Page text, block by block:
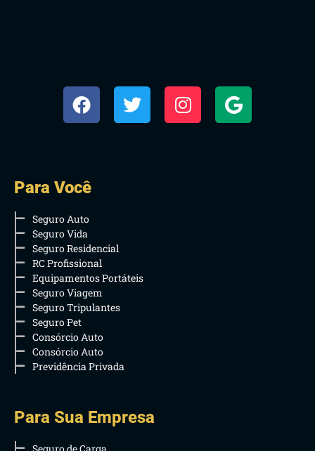
Para Você
Seguro Auto
Seguro Vida
Seguro Residencial
RC Profissional
Equipamentos Portáteis
Seguro Viagem
Seguro Tripulantes
Seguro Pet
Consórcio Auto
Consórcio Auto
Previdência Privada
Para Sua Empresa